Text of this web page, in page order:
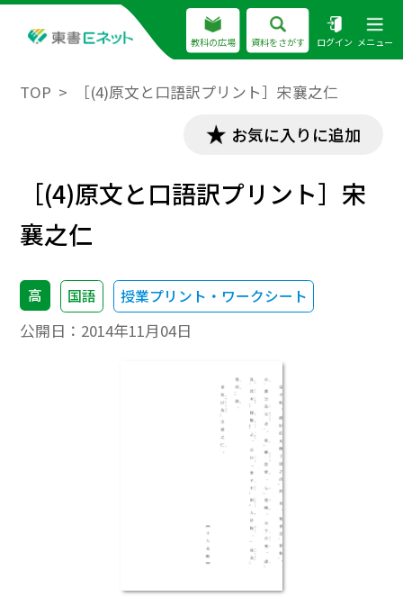
教科の広場 資料をさがす ログイン メニュー
TOP ［(4)原文と口語訳プリント］宋襄之仁
お気に入りに追加
［(4)原文と口語訳プリント］宋
襄之仁
高 国語 授業プリント・ワークシート
公開日： 2014年11月04日